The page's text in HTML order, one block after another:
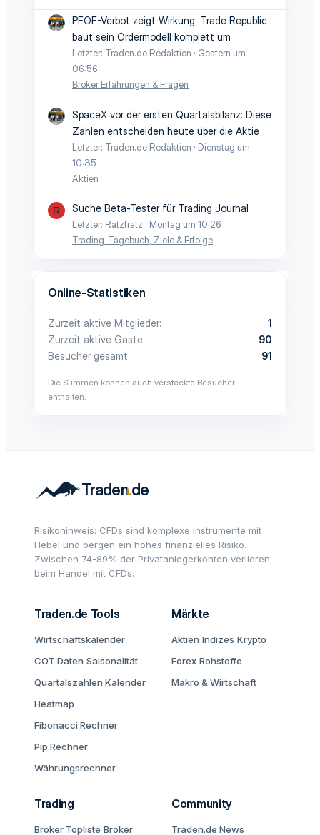
PFOF-Verbot zeigt Wirkung: Trade Republic
baut sein Ordermodell komplett um
Letzter: Traden.de Redaktion
Gestern um
06:56
Broker Erfahrungen & Fragen
SpaceX vor der ersten Quartalsbilanz: Diese
Zahlen entscheiden heute über die Aktie
Letzter: Traden.de Redaktion
Dienstag um
10:35
Aktien
R Suche Beta-Tester für Trading Journal
Letzter: Ratzfratz
Montag um 10:26
Trading-Tagebuch, Ziele & Erfolge
Online-Statistiken
Zurzeit aktive Mitglieder
1
Zurzeit aktive Gäste
90
Besucher gesamt
91
Die Summen können auch versteckte Besucher
enthalten.
Risikohinweis: CFDs sind komplexe Instrumente mit
Hebel und bergen ein hohes finanzielles Risiko.
Zwischen 74-89% der Privatanlegerkonten verlieren
beim Handel mit CFDs.
Traden.de Tools
Wirtschaftskalender
COT Daten Saisonalität
Quartalszahlen Kalender
Heatmap
Fibonacci Rechner
Pip Rechner
Währungsrechner
Märkte
Aktien Indizes Krypto
Forex Rohstoffe
Makro & Wirtschaft
Trading
Broker Topliste Broker
Community
Traden.de News